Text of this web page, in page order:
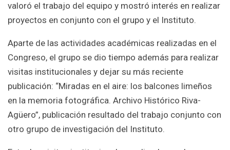
valoró el trabajo del equipo y mostró interés en realizar
proyectos en conjunto con el grupo y el Instituto.
Aparte de las actividades académicas realizadas en el
Congreso, el grupo se dio tiempo además para realizar
visitas institucionales y dejar su más reciente
publicación: “Miradas en el aire: los balcones limeños
en la memoria fotográfica. Archivo Histórico Riva-
Agüero”, publicación resultado del trabajo conjunto con
otro grupo de investigación del Instituto.